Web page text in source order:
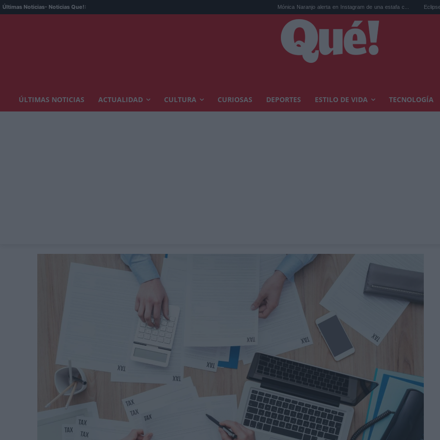
Últimas Noticias- Noticias Que!: Mónica Naranjo alerta en Instagram de una estafa c... Eclipse solar: los 10
ÚLTIMAS NOTICIAS ACTUALIDAD CULTURA CURIOSAS DEPORTES ESTILO DE VIDA TECNOLOGÍA